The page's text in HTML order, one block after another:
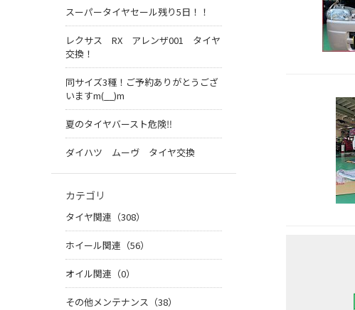
スーパータイヤセール残り5日！！
レクサス RX アレンザ001 タイヤ
交換！
同サイズ3種！ご予約ありがとうござ
いますm(__)m
夏のタイヤバースト危険‼
ダイハツ ムーヴ タイヤ交換
カテゴリ
タイヤ関連（308）
ホイール関連（56）
オイル関連（0）
その他メンテナンス（38）